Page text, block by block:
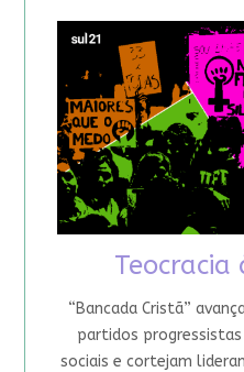
Teocracia
“Bancada Cristã”
partidos
sociais e cortejam